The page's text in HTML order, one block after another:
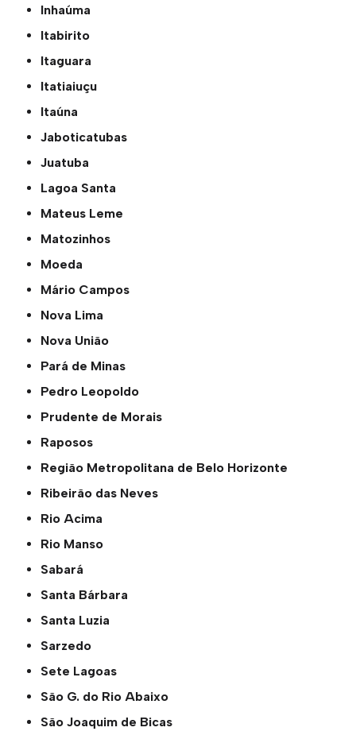
Inhaúma
Itabirito
Itaguara
Itatiaiuçu
Itaúna
Jaboticatubas
Juatuba
Lagoa Santa
Mateus Leme
Matozinhos
Moeda
Mário Campos
Nova Lima
Nova União
Pará de Minas
Pedro Leopoldo
Prudente de Morais
Raposos
Região Metropolitana de Belo Horizonte
Ribeirão das Neves
Rio Acima
Rio Manso
Sabará
Santa Bárbara
Santa Luzia
Sarzedo
Sete Lagoas
São G. do Rio Abaixo
São Joaquim de Bicas